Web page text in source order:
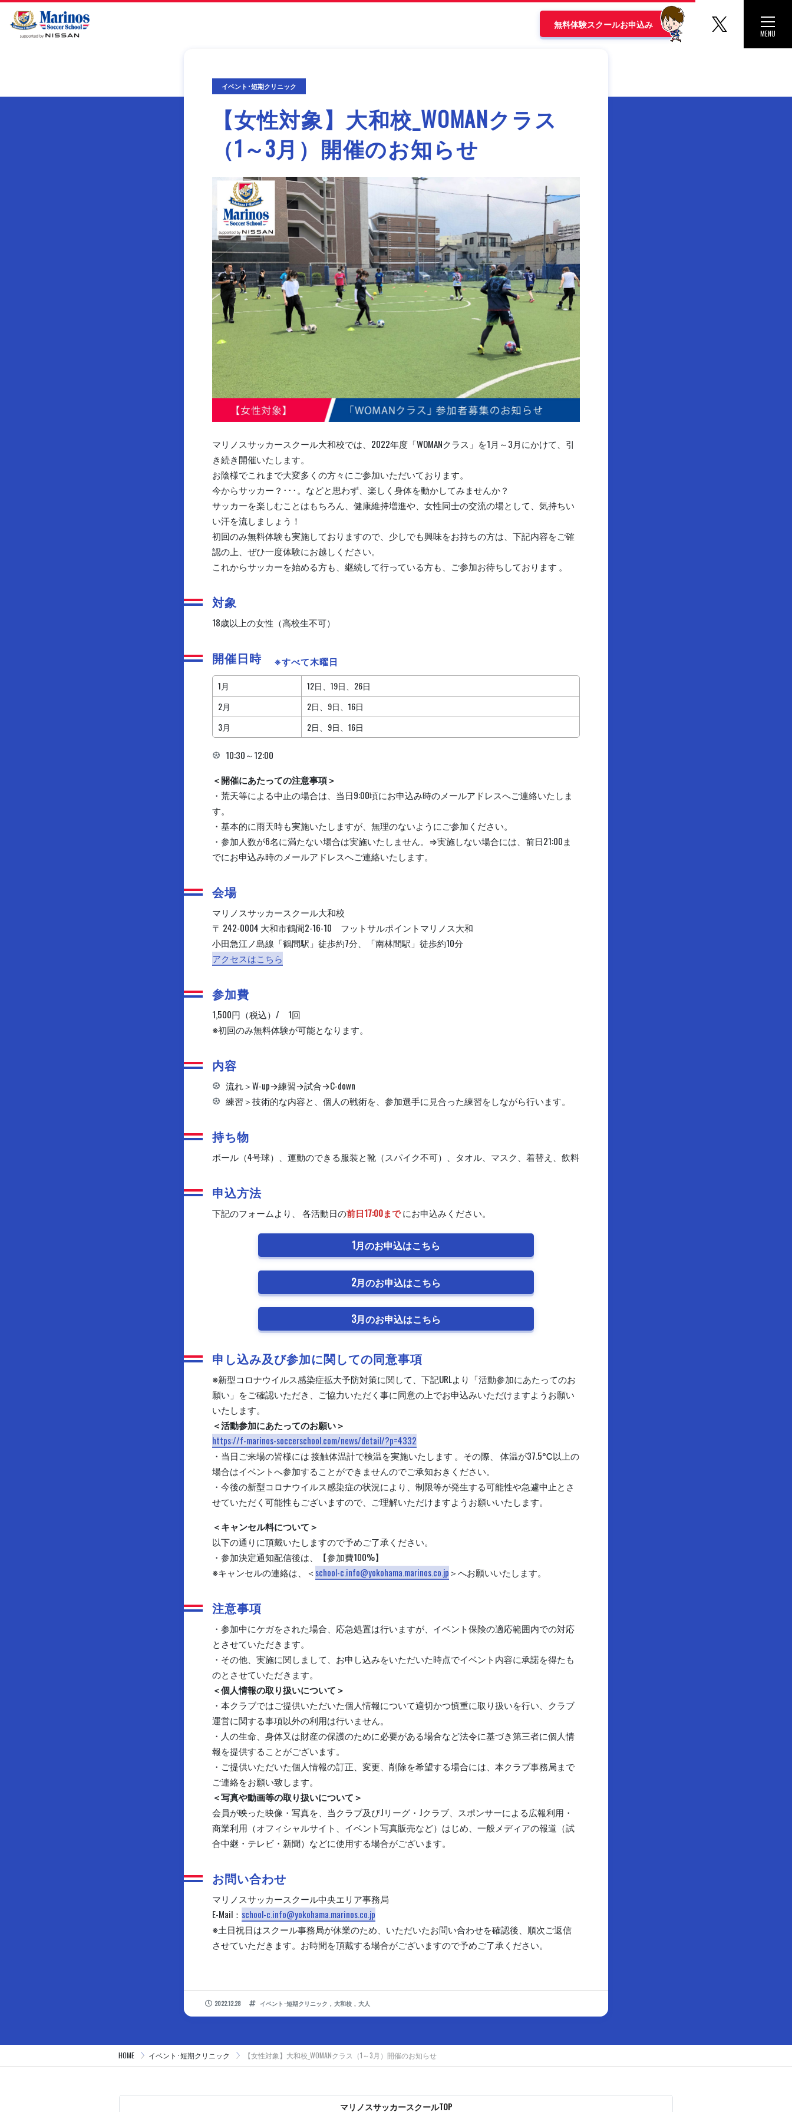
Toggle
MENU
無料体験スクールお申込み マリノ
イベント･短期クリニック
【女性対象】大和校_WOMANクラス
（1～3月）開催のお知らせ
マリノスサッカースクール大和校では、2022年度「WOMANクラス」を1月～3月にかけて、引
き続き開催いたします。
お陰様でこれまで大変多くの方々にご参加いただいております。
今からサッカー？･･･。などと思わず、楽しく身体を動かしてみませんか？
サッカーを楽しむことはもちろん、健康維持増進や、女性同士の交流の場として、気持ちい
い汗を流しましょう！
初回のみ無料体験も実施しておりますので、少しでも興味をお持ちの方は、下記内容をご確
認の上、ぜひ一度体験にお越しください。
これからサッカーを始める方も、継続して行っている方も、ご参加お待ちしております 。
対象
18歳以上の女性（高校生不可）
開催日時 ※すべて木曜日
1月
12日、19日、26日
2月
2日、9日、16日
3月
2日、9日、16日
10:30～12:00
＜開催にあたっての注意事項＞
・荒天等による中止の場合は、当日9:00頃にお申込み時のメールアドレスへご連絡いたしま
す。
・基本的に雨天時も実施いたしますが、無理のないようにご参加ください。
・参加人数が6名に満たない場合は実施いたしません。⇒実施しない場合には、前日21:00ま
でにお申込み時のメールアドレスへご連絡いたします。
会場
マリノスサッカースクール大和校
〒 242-0004 大和市鶴間2-16-10 フットサルポイントマリノス大和
小田急江ノ島線「鶴間駅」徒歩約7分、「南林間駅」徒歩約10分
アクセスはこちら
参加費
1,500円（税込）/ 1回
※初回のみ無料体験が可能となります。
内容
流れ＞W-up→練習→試合→C-down
練習＞技術的な内容と、個人の戦術を、参加選手に見合った練習をしながら行います。
持ち物
ボール（4号球）、運動のできる服装と靴（スパイク不可）、タオル、マスク、着替え、飲料
申込方法
下記のフォームより、 各活動日の前日17:00までにお申込みください。
1月のお申込はこちら
2月のお申込はこちら
3月のお申込はこちら
申し込み及び参加に関しての同意事項
※新型コロナウイルス感染症拡大予防対策に関して、下記URLより「活動参加にあたってのお
願い」をご確認いただき、ご協力いただく事に同意の上でお申込みいただけますようお願い
いたします。
＜活動参加にあたってのお願い＞
https://f-marinos-soccerschool.com/news/detail/?p=4332
・当日ご来場の皆様には 接触体温計で検温を実施いたします 。その際、 体温が37.5℃以上の
場合はイベントへ参加することができませんのでご承知おきください。
・今後の新型コロナウイルス感染症の状況により、制限等が発生する可能性や急遽中止とさ
せていただく可能性もございますので、ご理解いただけますようお願いいたします。
＜キャンセル料について＞
以下の通りに頂戴いたしますので予めご了承ください。
・参加決定通知配信後は、【参加費100%】
※キャンセルの連絡は、＜school-c.info@yokohama.marinos.co.jp＞へお願いいたします。
注意事項
・参加中にケガをされた場合、応急処置は行いますが、イベント保険の適応範囲内での対応
とさせていただきます。
・その他、実施に関しまして、お申し込みをいただいた時点でイベント内容に承諾を得たも
のとさせていただきます。
＜個人情報の取り扱いについて＞
・本クラブではご提供いただいた個人情報について適切かつ慎重に取り扱いを行い、クラブ
運営に関する事項以外の利用は行いません。
・人の生命、身体又は財産の保護のために必要がある場合など法令に基づき第三者に個人情
報を提供することがございます。
・ご提供いただいた個人情報の訂正、変更、削除を希望する場合には、本クラブ事務局まで
ご連絡をお願い致します。
＜写真や動画等の取り扱いについて＞
会員が映った映像・写真を、当クラブ及びJリーグ・Jクラブ、スポンサーによる広報利用・
商業利用（オフィシャルサイト、イベント写真販売など）はじめ、一般メディアの報道（試
合中継・テレビ・新聞）などに使用する場合がございます。
お問い合わせ
マリノスサッカースクール中央エリア事務局
E-Mail： school-c.info@yokohama.marinos.co.jp
※土日祝日はスクール事務局が休業のため、いただいたお問い合わせを確認後、順次ご返信
させていただきます。お時間を頂戴する場合がございますので予めご了承ください。
2022.12.28 イベント･短期クリニック 大和校 大人
HOME イベント･短期クリニック 【女性対象】大和校_WOMANクラス（1～3月）開催のお知らせ
マリノスサッカースクールTOP